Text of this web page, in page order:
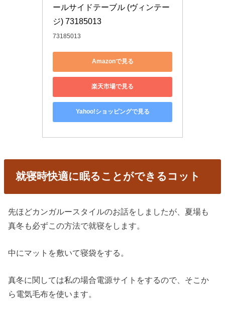
ールサイドテーブル (ヴィンテー
ジ) 73185013
73185013
Amazonで見る
楽天市場で見る
Yahoo!ショッピングで見る
就寝時快適に眠ることができるコット
先ほどカンガルースタイルのお話をしましたが、夏場も
真冬も必ずこの方法で就寝をします。
中にマットを敷いて寝袋をする。
真冬に関しては私の場合電源サイトをするので、そこか
ら電気毛布を使います。